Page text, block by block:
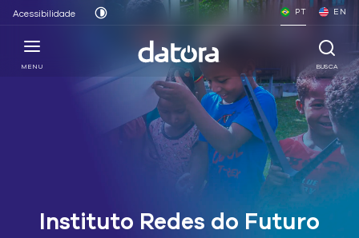
Acessibilidade PT EN
MENU BUSCA
Instituto Redes do Futuro